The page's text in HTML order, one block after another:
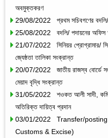
অবমুক্তকরণ
29/08/2022 প্রথম সচিবগণের
25/08/2022 বদলি/ পদায়নের অফিস
21/07/2022 সিনিয়র প্রোগ্রামার/
জ্যেষ্ঠতা তালিকা সংক্রান্ত
20/07/2022 জাতীয় রাজস্ব বোর্ডে
মেয়াদ বৃদ্ধি সংক্রান্ত
31/05/2022 শওকত আলী সাদী,
অতিরিক্ত দায়িত্ব প্রদান
03/01/2022 Transfer/
Customs & Excise)